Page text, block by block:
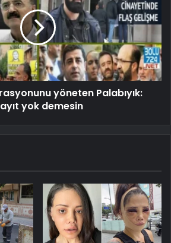
yöneten Palabıyık:
yok demesin